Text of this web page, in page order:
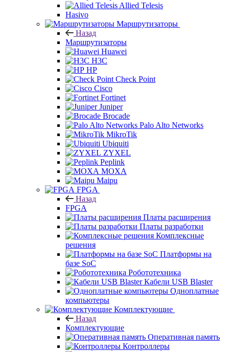
Allied Telesis
Hasivo
Маршрутизаторы
Назад
Маршрутизаторы
Huawei
H3C
HP
Check Point
Cisco
Fortinet
Juniper
Brocade
Palo Alto Networks
MikroTik
Ubiquiti
ZYXEL
Peplink
MOXA
Maipu
FPGA
Назад
FPGA
Платы расширения
Платы разработки
Комплексные
решения
Платформы на
базе SoC
Робототехника
Кабели USB Blaster
Одноплатные
компьютеры
Комплектующие
Назад
Комплектующие
Оперативная память
Контроллеры